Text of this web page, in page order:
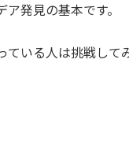
発見の基本です。
ている人は挑戦して